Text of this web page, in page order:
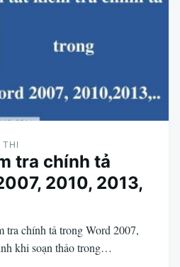
THI
tra chính tả
2010, 2013,
tra chính tả trong Word 2007,
khi soạn thảo trong…